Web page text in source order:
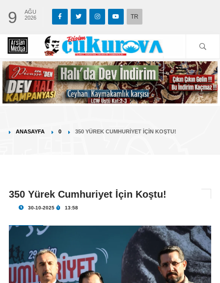
9
AĞU
2026
TR
ANASAYFA 0 350 YÜREK CUMHURIYET İÇIN KOŞTU!
350 Yürek Cumhuriyet İçin Koştu!
30-10-2025 13:58